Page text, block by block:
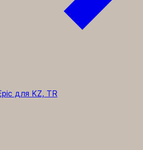
для KZ, TR